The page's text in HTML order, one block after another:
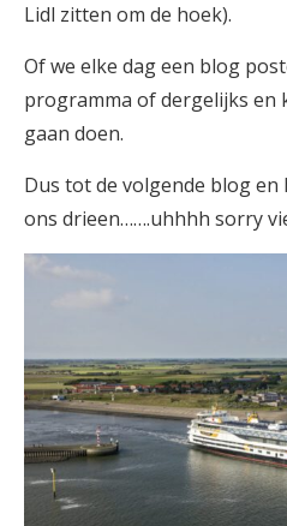
Lidl zitten om de hoek).
Of we elke dag een blog
programma of dergelijks en
gaan doen.
Dus tot de volgende blog en
ons drieen…….uhhhh sorry